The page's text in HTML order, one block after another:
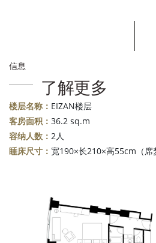
信息
了解更多
楼层名称： EIZAN楼层
客房面积： 36.2 sq.m
容纳人数： 2人
睡床尺寸： 宽190×长210×高55cm（席